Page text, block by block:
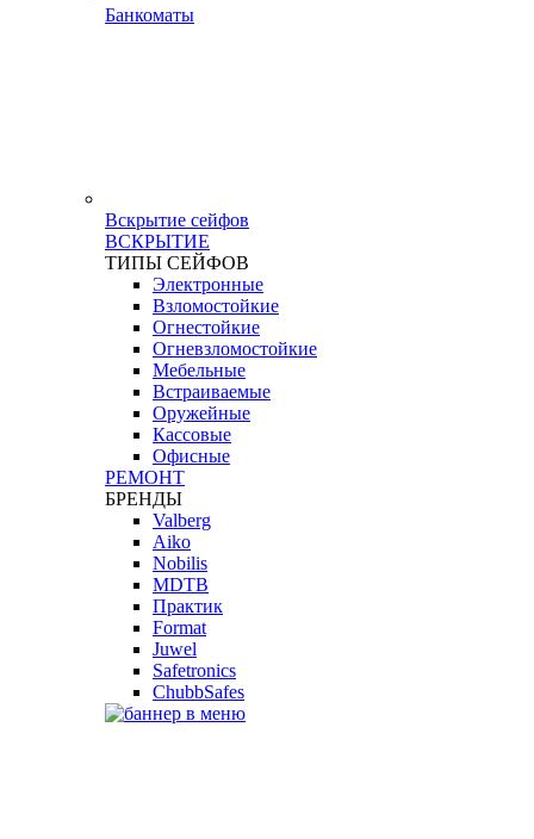
Банкоматы
Вскрытие сейфов
ВСКРЫТИЕ
ТИПЫ СЕЙФОВ
Электронные
Взломостойкие
Огнестойкие
Огневзломостойкие
Мебельные
Встраиваемые
Оружейные
Кассовые
Офисные
РЕМОНТ
БРЕНДЫ
Valberg
Aiko
Nobilis
MDTB
Практик
Format
Juwel
Safetronics
ChubbSafes